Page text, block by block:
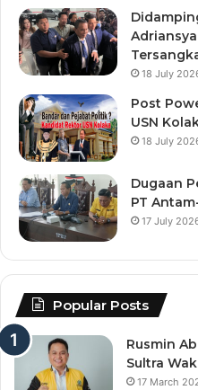
18 July
Post
USN
18 July
Dugaan
PT
17 July
Popular Posts
Rusmin
Sultra
17 March